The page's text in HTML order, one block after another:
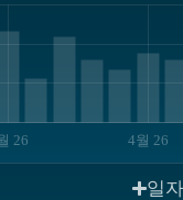
26 4월 26
일